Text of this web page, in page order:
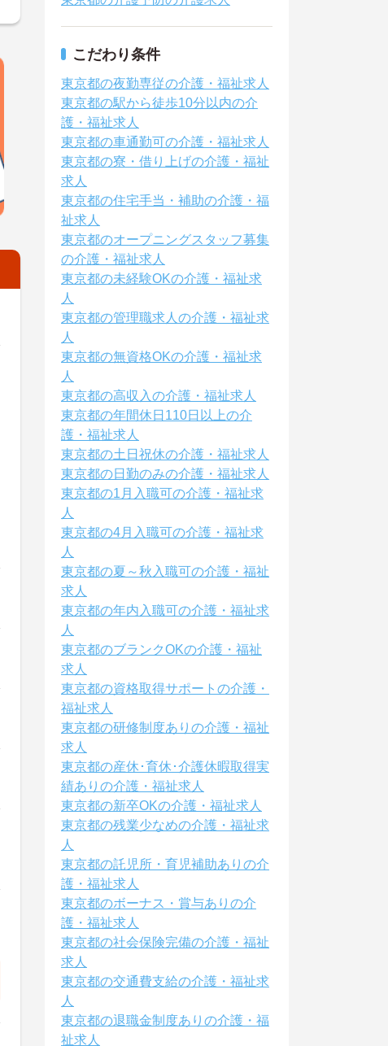
こだわり条件
東京都の夜勤専従の介護・福祉求人
東京都の駅から徒歩10分以内の介
護・福祉求人
東京都の車通勤可の介護・福祉求人
東京都の寮・借り上げの介護・福祉
求人
東京都の住宅手当・補助の介護・福
祉求人
東京都のオープニングスタッフ募集
の介護・福祉求人
東京都の未経験OKの介護・福祉求
人
東京都の管理職求人の介護・福祉求
人
東京都の無資格OKの介護・福祉求
人
東京都の高収入の介護・福祉求人
東京都の年間休日110日以上の介
護・福祉求人
東京都の土日祝休の介護・福祉求人
東京都の日勤のみの介護・福祉求人
東京都の1月入職可の介護・福祉求
人
東京都の4月入職可の介護・福祉求
人
東京都の夏～秋入職可の介護・福祉
求人
東京都の年内入職可の介護・福祉求
人
東京都のブランクOKの介護・福祉
求人
東京都の資格取得サポートの介護・
福祉求人
東京都の研修制度ありの介護・福祉
求人
東京都の産休･育休･介護休暇取得実
績ありの介護・福祉求人
東京都の新卒OKの介護・福祉求人
東京都の残業少なめの介護・福祉求
人
東京都の託児所・育児補助ありの介
護・福祉求人
東京都のボーナス・賞与ありの介
護・福祉求人
東京都の社会保険完備の介護・福祉
求人
東京都の交通費支給の介護・福祉求
人
東京都の退職金制度ありの介護・福
祉求人